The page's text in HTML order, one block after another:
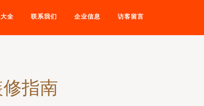
全 联系我们 企业信息 访客留言
指南